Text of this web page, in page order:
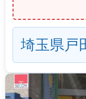
埼玉県戸